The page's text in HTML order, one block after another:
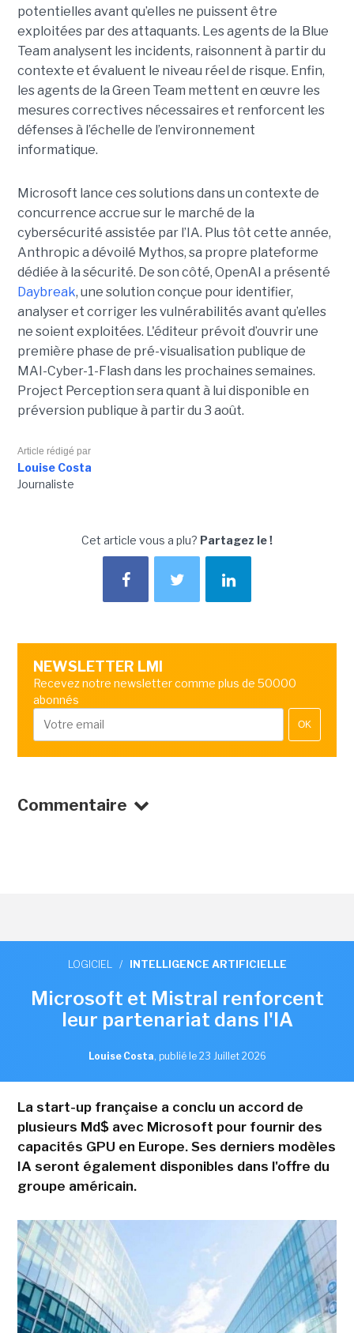
potentielles avant qu’elles ne puissent être
exploitées par des attaquants. Les agents de la Blue
Team analysent les incidents, raisonnent à partir du
contexte et évaluent le niveau réel de risque. Enfin,
les agents de la Green Team mettent en œuvre les
mesures correctives nécessaires et renforcent les
défenses à l’échelle de l’environnement
informatique.
Microsoft lance ces solutions dans un contexte de
concurrence accrue sur le marché de la
cybersécurité assistée par l’IA. Plus tôt cette année,
Anthropic a dévoilé Mythos, sa propre plateforme
dédiée à la sécurité. De son côté, OpenAI a présenté
Daybreak, une solution conçue pour identifier,
analyser et corriger les vulnérabilités avant qu’elles
ne soient exploitées. L'éditeur prévoit d’ouvrir une
première phase de pré-visualisation publique de
MAI-Cyber-1-Flash dans les prochaines semaines.
Project Perception sera quant à lui disponible en
préversion publique à partir du 3 août.
Article rédigé par
Louise Costa
Journaliste
Cet article vous a plu? Partagez le !
NEWSLETTER LMI
Recevez notre newsletter comme plus de 50000
abonnés
OK
Commentaire
LOGICIEL / INTELLIGENCE ARTIFICIELLE
Microsoft et Mistral renforcent
leur partenariat dans l'IA
Louise Costa, publié le 23 Juillet 2026
La start-up française a conclu un accord de
plusieurs Md$ avec Microsoft pour fournir des
capacités GPU en Europe. Ses derniers modèles
IA seront également disponibles dans l'offre du
groupe américain.